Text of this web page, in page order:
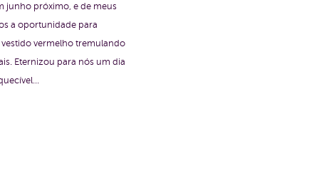
junho próximo, e de meus
a oportunidade para
vermelho tremulando
Eternizou para nós um dia